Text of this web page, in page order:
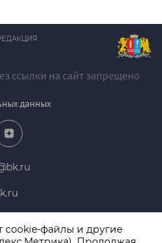
ссылки на сайт запрещено
данных
cookie-файлы и другие